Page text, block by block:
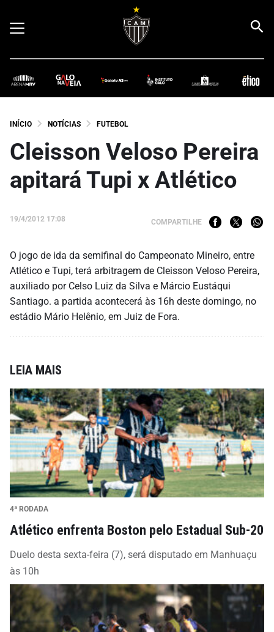
INÍCIO NOTÍCIAS FUTEBOL
Cleisson Veloso Pereira
apitará Tupi x Atlético
19/4/2012 17:08 COMPARTILHE
O jogo de ida da semifinal do Campeonato Mineiro, entre
Atlético e Tupi, terá arbitragem de Cleisson Veloso Pereira,
auxiliado por Celso Luiz da Silva e Márcio Eustáqui
Santiago. a partida acontecerá às 16h deste domingo, no
estádio Mário Helênio, em Juiz de Fora.
LEIA MAIS
4ª RODADA
Atlético enfrenta Boston pelo Estadual Sub-20
Duelo desta sexta-feira (7), será disputado em Manhuaçu
às 10h